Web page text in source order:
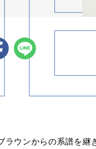
ラウンからの系譜を継